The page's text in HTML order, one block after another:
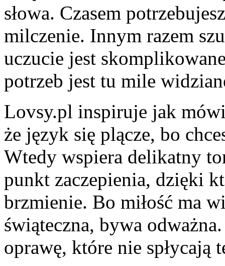
słowa. Czasem
milczenie. Innym razem
uczucie jest
potrzeb jest tu mile
Lovsy.pl inspiruje jak
że język się plącze, bo
Wtedy wspiera delikatny
punkt zaczepienia, dzięki
brzmienie. Bo miłość ma
świąteczna, bywa
oprawę, które nie spłycają